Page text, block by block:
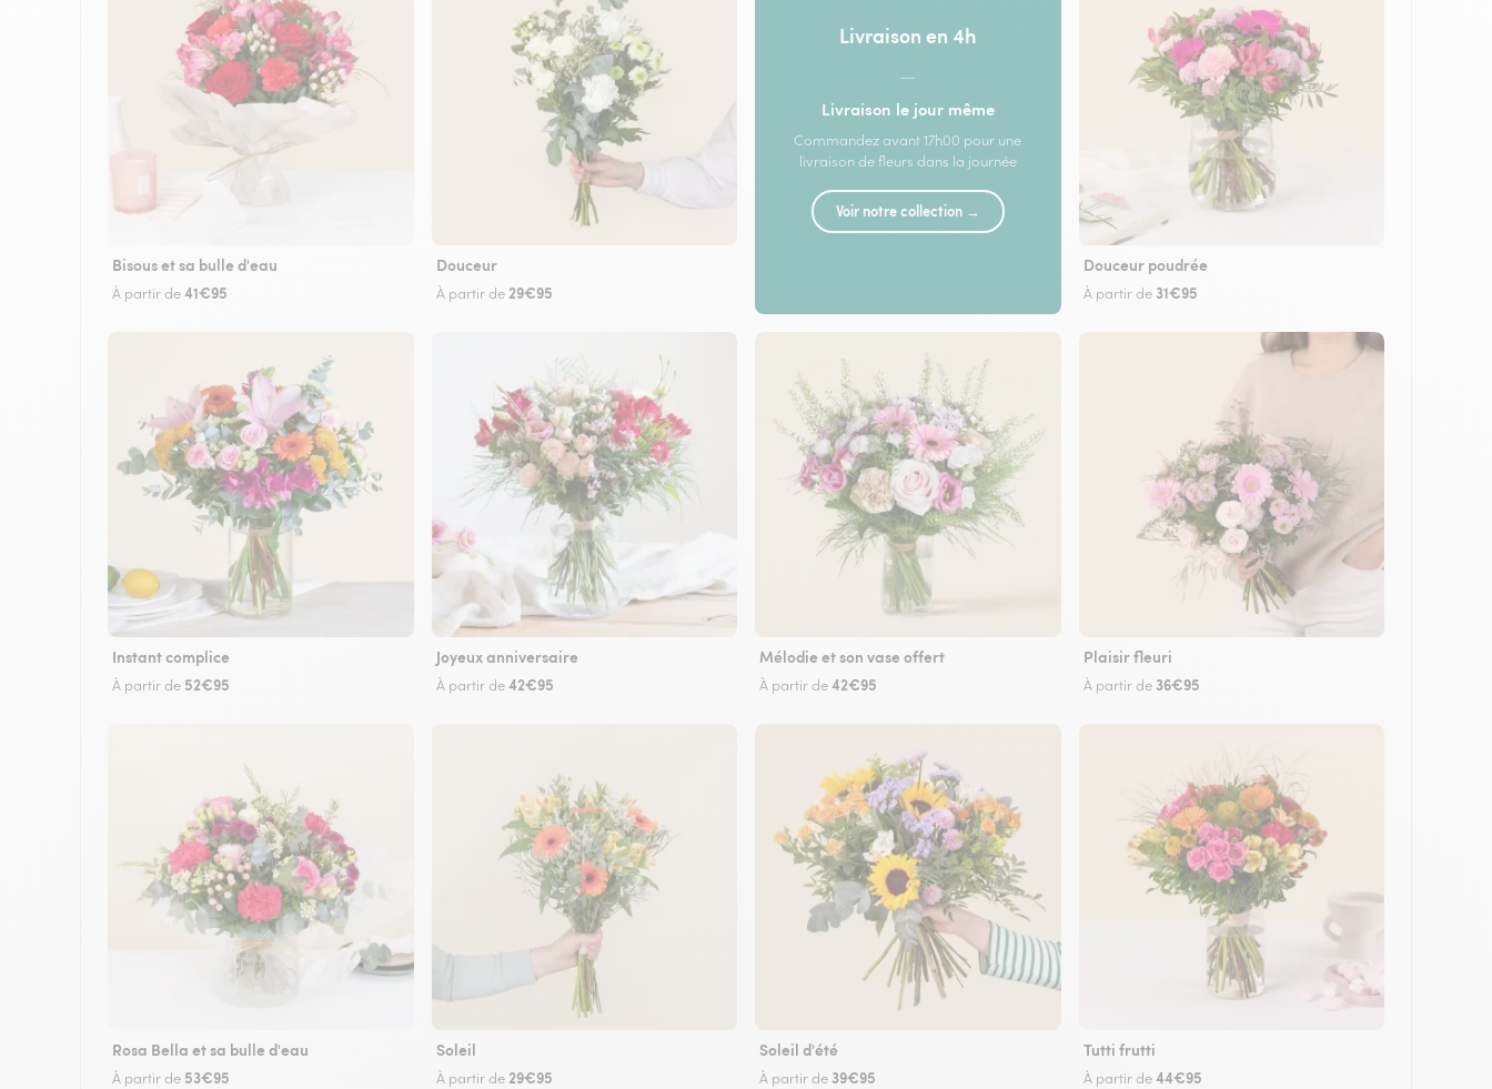
Bisous et sa bulle d'eau
À partir de41€95
Douceur
À partir de 29€95
Livraison en 4h
—
Livraison le jour même
Commandez avant 17h00 pour une
livraison de fleurs dans la journée
Voir notre collection →
Douceur poudrée
À partir de 31€95
Instant complice
À partir de 52€95
Joyeux anniversaire
À partir de42€95
Mélodie et son vase offert
À partir de42€95
Plaisir fleuri
À partir de 36€95
Rosa Bella et sa bulle d'eau
À partir de 53€95
Soleil
À partir de 29€95
Soleil d'été
À partir de 39€95
Tutti frutti
À partir de44€95